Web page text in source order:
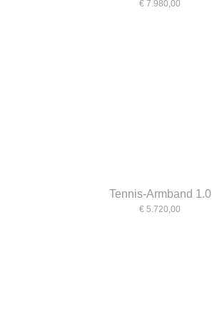
€ 7.980,00
Tennis-Armband 1.0
€ 5.720,00